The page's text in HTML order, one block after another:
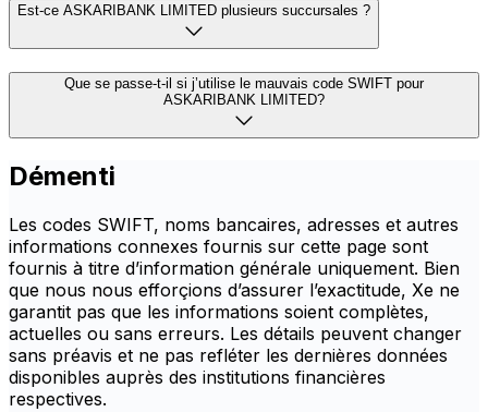
Est-ce ASKARIBANK LIMITED plusieurs succursales ?
Que se passe-t-il si j’utilise le mauvais code SWIFT pour
ASKARIBANK LIMITED?
Démenti
Les codes SWIFT, noms bancaires, adresses et autres
informations connexes fournis sur cette page sont
fournis à titre d’information générale uniquement. Bien
que nous nous efforçions d’assurer l’exactitude, Xe ne
garantit pas que les informations soient complètes,
actuelles ou sans erreurs. Les détails peuvent changer
sans préavis et ne pas refléter les dernières données
disponibles auprès des institutions financières
respectives.